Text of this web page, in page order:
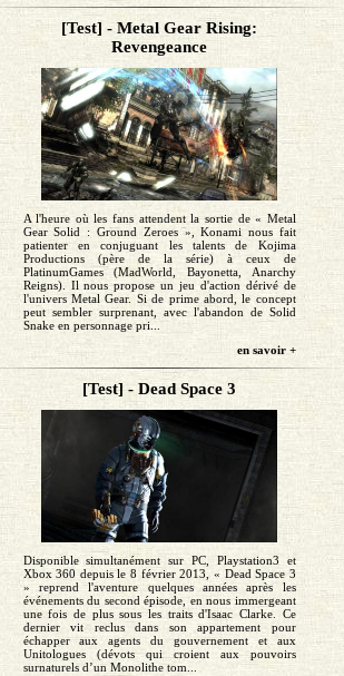
[Test] - Metal Gear Rising:
Revengeance
A l'heure où les fans attendent la sortie de « Metal
Gear Solid : Ground Zeroes », Konami nous fait
patienter en conjuguant les talents de Kojima
Productions (père de la série) à ceux de
PlatinumGames (MadWorld, Bayonetta, Anarchy
Reigns). Il nous propose un jeu d'action dérivé de
l'univers Metal Gear. Si de prime abord, le concept
peut sembler surprenant, avec l'abandon de Solid
Snake en personnage pri...
en savoir +
[Test] - Dead Space 3
Disponible simultanément sur PC, Playstation3 et
Xbox 360 depuis le 8 février 2013, « Dead Space 3
» reprend l'aventure quelques années après les
événements du second épisode, en nous immergeant
une fois de plus sous les traits d'Isaac Clarke. Ce
dernier vit reclus dans son appartement pour
échapper aux agents du gouvernement et aux
Unitologues (dévots qui croient aux pouvoirs
surnaturels d’un Monolithe tom...